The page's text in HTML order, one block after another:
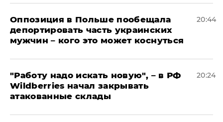
Оппозиция в Польше пообещала
депортировать часть украинских
мужчин – кого это может коснуться
20:44
"Работу надо искать новую", – в РФ
Wildberries начал закрывать
атакованные склады
20:24